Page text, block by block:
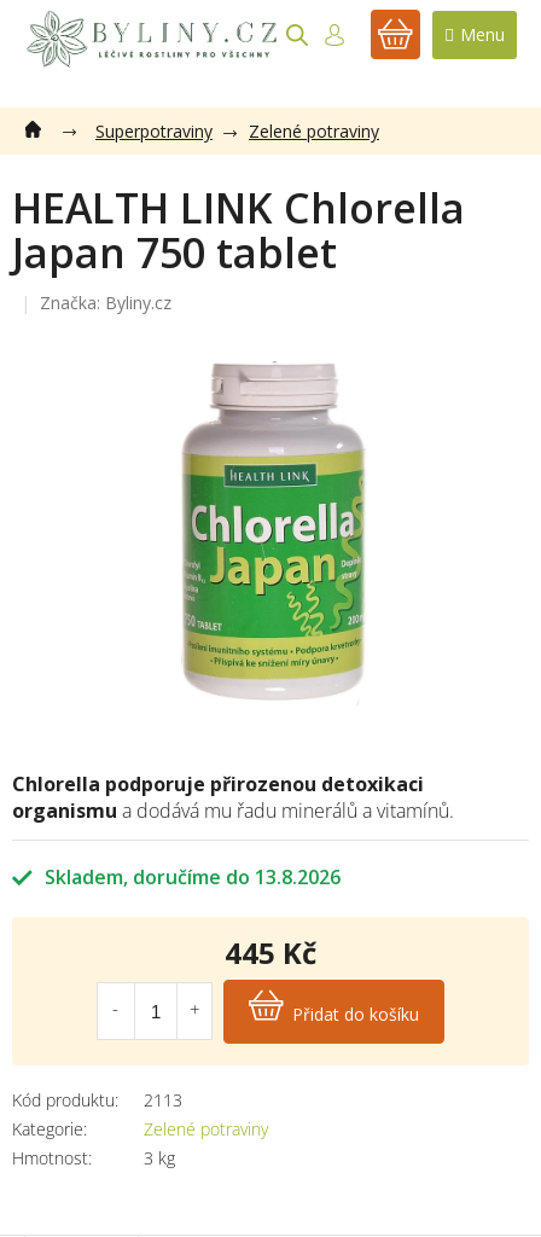
obsah
NÁKUPNÍ
Superpotraviny Zelené potraviny
HEALTH LINK Chlorella
Japan 750 tablet
Značka: Byliny.cz
Skladem 13.8.2026
Chlorella podporuje přirozenou detoxikaci
organismu a dodává mu řadu minerálů a vitamínů.
Kód produktu:
2113
Kategorie:
Zelené potraviny
Hmotnost: 3 kg
445 Kč
Měrná
cena:
Přidat do košíku